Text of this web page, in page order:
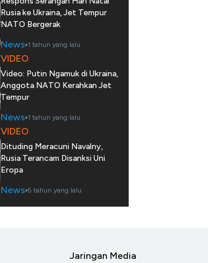
Rusia ke Ukraina, Jet Tempur
NATO Bergerak
News 1 tahun yang lalu
VIDEO
Video: Putin Ngamuk di Ukraina,
Anggota NATO Kerahkan Jet
Tempur
News 1 tahun yang lalu
VIDEO
Dituding Meracuni Navalny,
Rusia Terancam Disanksi Uni
Eropa
News 5 tahun yang lalu
Jaringan Media